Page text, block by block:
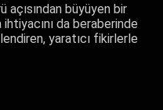
büyüyen bir
da beraberinde
yaratıcı fikirlerle